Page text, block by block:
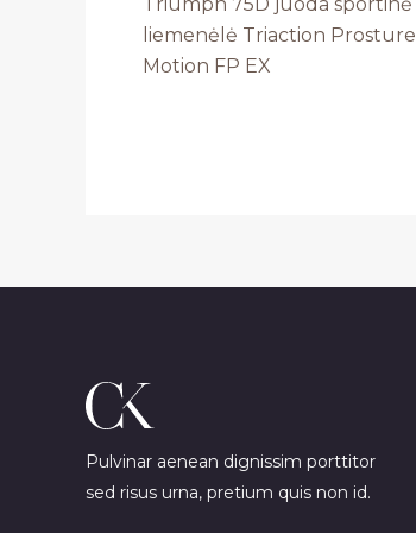
Triumph 75D juoda sportinė
liemenėlė Triaction Prosture
Motion FP EX
Pulvinar aenean dignissim porttitor
sed risus urna, pretium quis non id.